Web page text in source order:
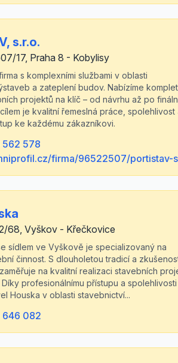
s.r.o.
17, Praha 8 - Kobylisy
s komplexními službami v oblasti
a zateplení budov. Nabízíme
projektů na klíč – od návrhu až po
je kvalitní řemeslná práce, spolehlivost
ke každému zákazníkovi.
578
firma/96522507/portistav-
68, Vyškov - Křečkovice
sídlem ve Vyškově je specializovaný na
činnost. S dlouholetou tradicí a
na kvalitní realizaci stavebních
profesionálnímu přístupu a
Houska v oblasti stavebnictví...
082